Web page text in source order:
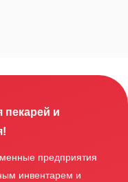
и
предприятия
инвентарем и